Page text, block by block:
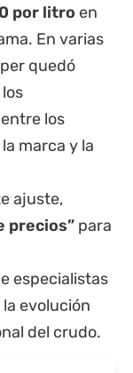
por litro en
En varias
quedó
los
marca y la
ajuste,
precios” para
especialistas
evolución
del crudo.